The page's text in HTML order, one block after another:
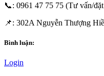
📞: 0961 47 75 75 (Tư vấn/
📌: 302A Nguyễn Thượng
Bình luận:
Login